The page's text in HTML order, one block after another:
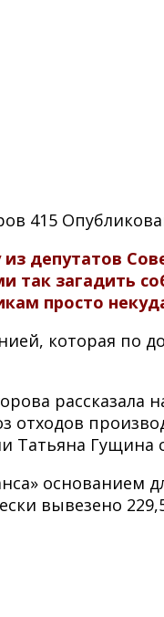
415
депутатов
загадить
просто
которая
отходов
вывезено